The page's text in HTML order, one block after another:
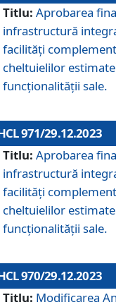
Titlu: Aprobarea
infrastructură
facilități
cheltuielilor
funcționalității sale.
971/29.12.2023
Titlu: Aprobarea
infrastructură
facilităţi
cheltuielilor
funcționalității sale.
970/29.12.2023
Titlu: Modificarea